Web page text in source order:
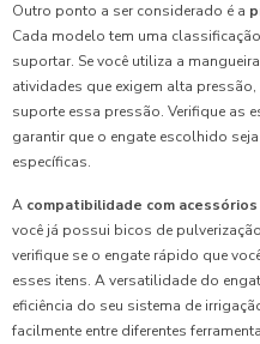
Outro ponto a ser considerado é a
Cada modelo tem uma
suportar. Se você utiliza a
atividades que exigem alta
suporte essa pressão. Verifique as
garantir que o engate escolhido
específicas.
A compatibilidade com acessórios
você já possui bicos de
verifique se o engate rápido que
esses itens. A versatilidade do
eficiência do seu sistema de
facilmente entre diferentes